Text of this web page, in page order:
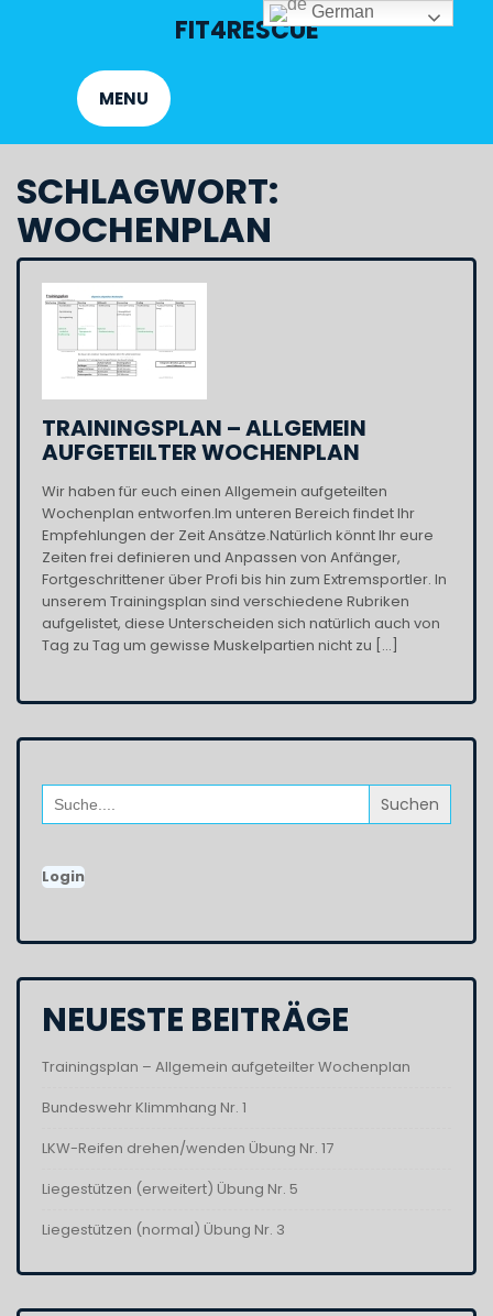
FIT4RESCUE
MENU
SCHLAGWORT:
WOCHENPLAN
TRAININGSPLAN – ALLGEMEIN
AUFGETEILTER WOCHENPLAN
Wir haben für euch einen Allgemein aufgeteilten
Wochenplan entworfen.Im unteren Bereich findet Ihr
Empfehlungen der Zeit Ansätze.Natürlich könnt Ihr eure
Zeiten frei definieren und Anpassen von Anfänger,
Fortgeschrittener über Profi bis hin zum Extremsportler. In
unserem Trainingsplan sind verschiedene Rubriken
aufgelistet, diese Unterscheiden sich natürlich auch von
Tag zu Tag um gewisse Muskelpartien nicht zu […]
Search
for:
Login
NEUESTE BEITRÄGE
Trainingsplan – Allgemein aufgeteilter Wochenplan
Bundeswehr Klimmhang Nr. 1
LKW-Reifen drehen/wenden Übung Nr. 17
Liegestützen (erweitert) Übung Nr. 5
Liegestützen (normal) Übung Nr. 3
German